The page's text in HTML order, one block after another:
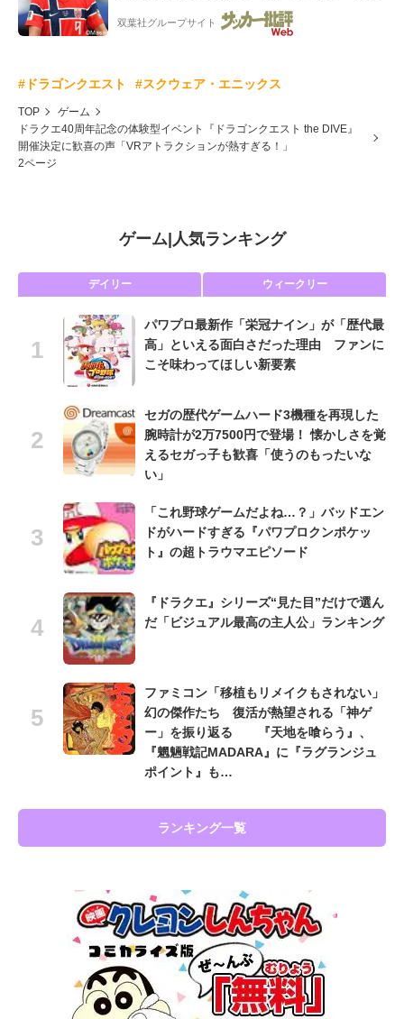
ー”映像が話題!「元気をもらった」
双葉社グループサイト
#ドラゴンクエスト #スクウェア・エニックス
TOP
ゲーム
ドラクエ40周年記念の体験型イベント『ドラゴンクエスト the DIVE』
開催決定に歓喜の声「VRアトラクションが熱すぎる！」
2ページ
ゲーム| 人気ランキング
デイリー ウィークリー
パワプロ最新作「栄冠ナイン」が「歴代最
高」といえる面白さだった理由 ファンに
こそ味わってほしい新要素
セガの歴代ゲームハード3機種を再現した
腕時計が2万7500円で登場！ 懐かしさを覚
えるセガっ子も歓喜「使うのもったいな
い」
「これ野球ゲームだよね…？」バッドエン
ドがハードすぎる『パワプロクンポケッ
ト』の超トラウマエピソード
『ドラクエ』シリーズ“見た目”だけで選ん
だ「ビジュアル最高の主人公」ランキング
ファミコン「移植もリメイクもされない」
幻の傑作たち 復活が熱望される「神ゲ
ー」を振り返る 『天地を喰らう』、
『魍魎戦記MADARA』に『ラグランジュ
ポイント』も…
ランキング一覧